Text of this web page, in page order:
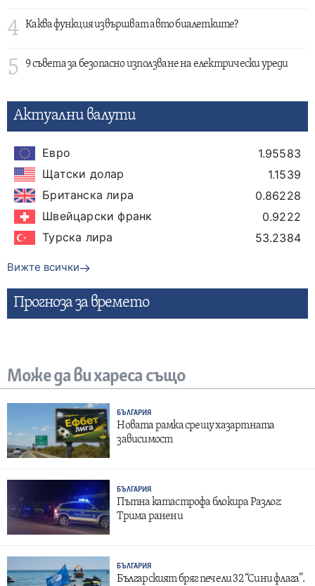
4 Каква функция извършват авто биалетките?
5 9 съвета за безопасно използване на електрически уреди
Актуални валути
Евро
1.95583
Щатски долар
1.1539
Британска лира
0.86228
Швейцарски франк
0.9222
Турска лира
53.2384
Вижте всички
Прогнозa за времето
Може да ви хареса също
БЪЛГАРИЯ
Новата рамка срещу хазартната
зависимост
БЪЛГАРИЯ
Пътна катастрофа блокира Разлог:
Трима ранени
БЪЛГАРИЯ
Българският бряг печели 32 “Сини флага”.